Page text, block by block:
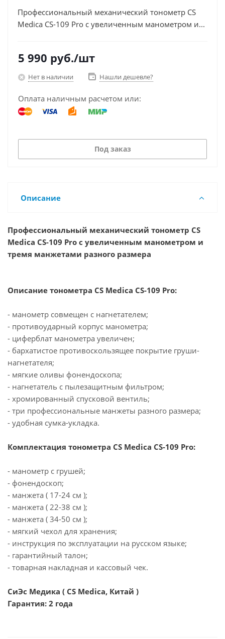
Профессиональный механический тонометр CS
Medica CS-109 Pro с увеличенным манометром и...
5 990 руб./шт
Нет в наличии Нашли дешевле?
Оплата наличным расчетом или:
Под заказ
Описание
Профессиональный механический тонометр CS
Medica CS-109 Pro с увеличенным манометром и
тремя манжетами разного размера
Описание тонометра CS Medica CS-109 Pro:
- манометр совмещен с нагнетателем;
- противоударный корпус манометра;
- циферблат манометра увеличен;
- бархатистое противоскользящее покрытие груши-
нагнетателя;
- мягкие оливы фонендоскопа;
- нагнетатель с пылезащитным фильтром;
- хромированный спусковой вентиль;
- три профессиональные манжеты разного размера;
- удобная сумка-укладка.
Комплектация тонометра CS Medica CS-109 Pro:
- манометр c грушей;
- фонендоскоп;
- манжета ( 17-24 см );
- манжета ( 22-38 см );
- манжета ( 34-50 см );
- мягкий чехол для хранения;
- инструкция по эксплуатации на русском языке;
- гарантийный талон;
- товарная накладная и кассовый чек.
СиЭс Медика ( CS Medica, Китай )
Гарантия: 2 года